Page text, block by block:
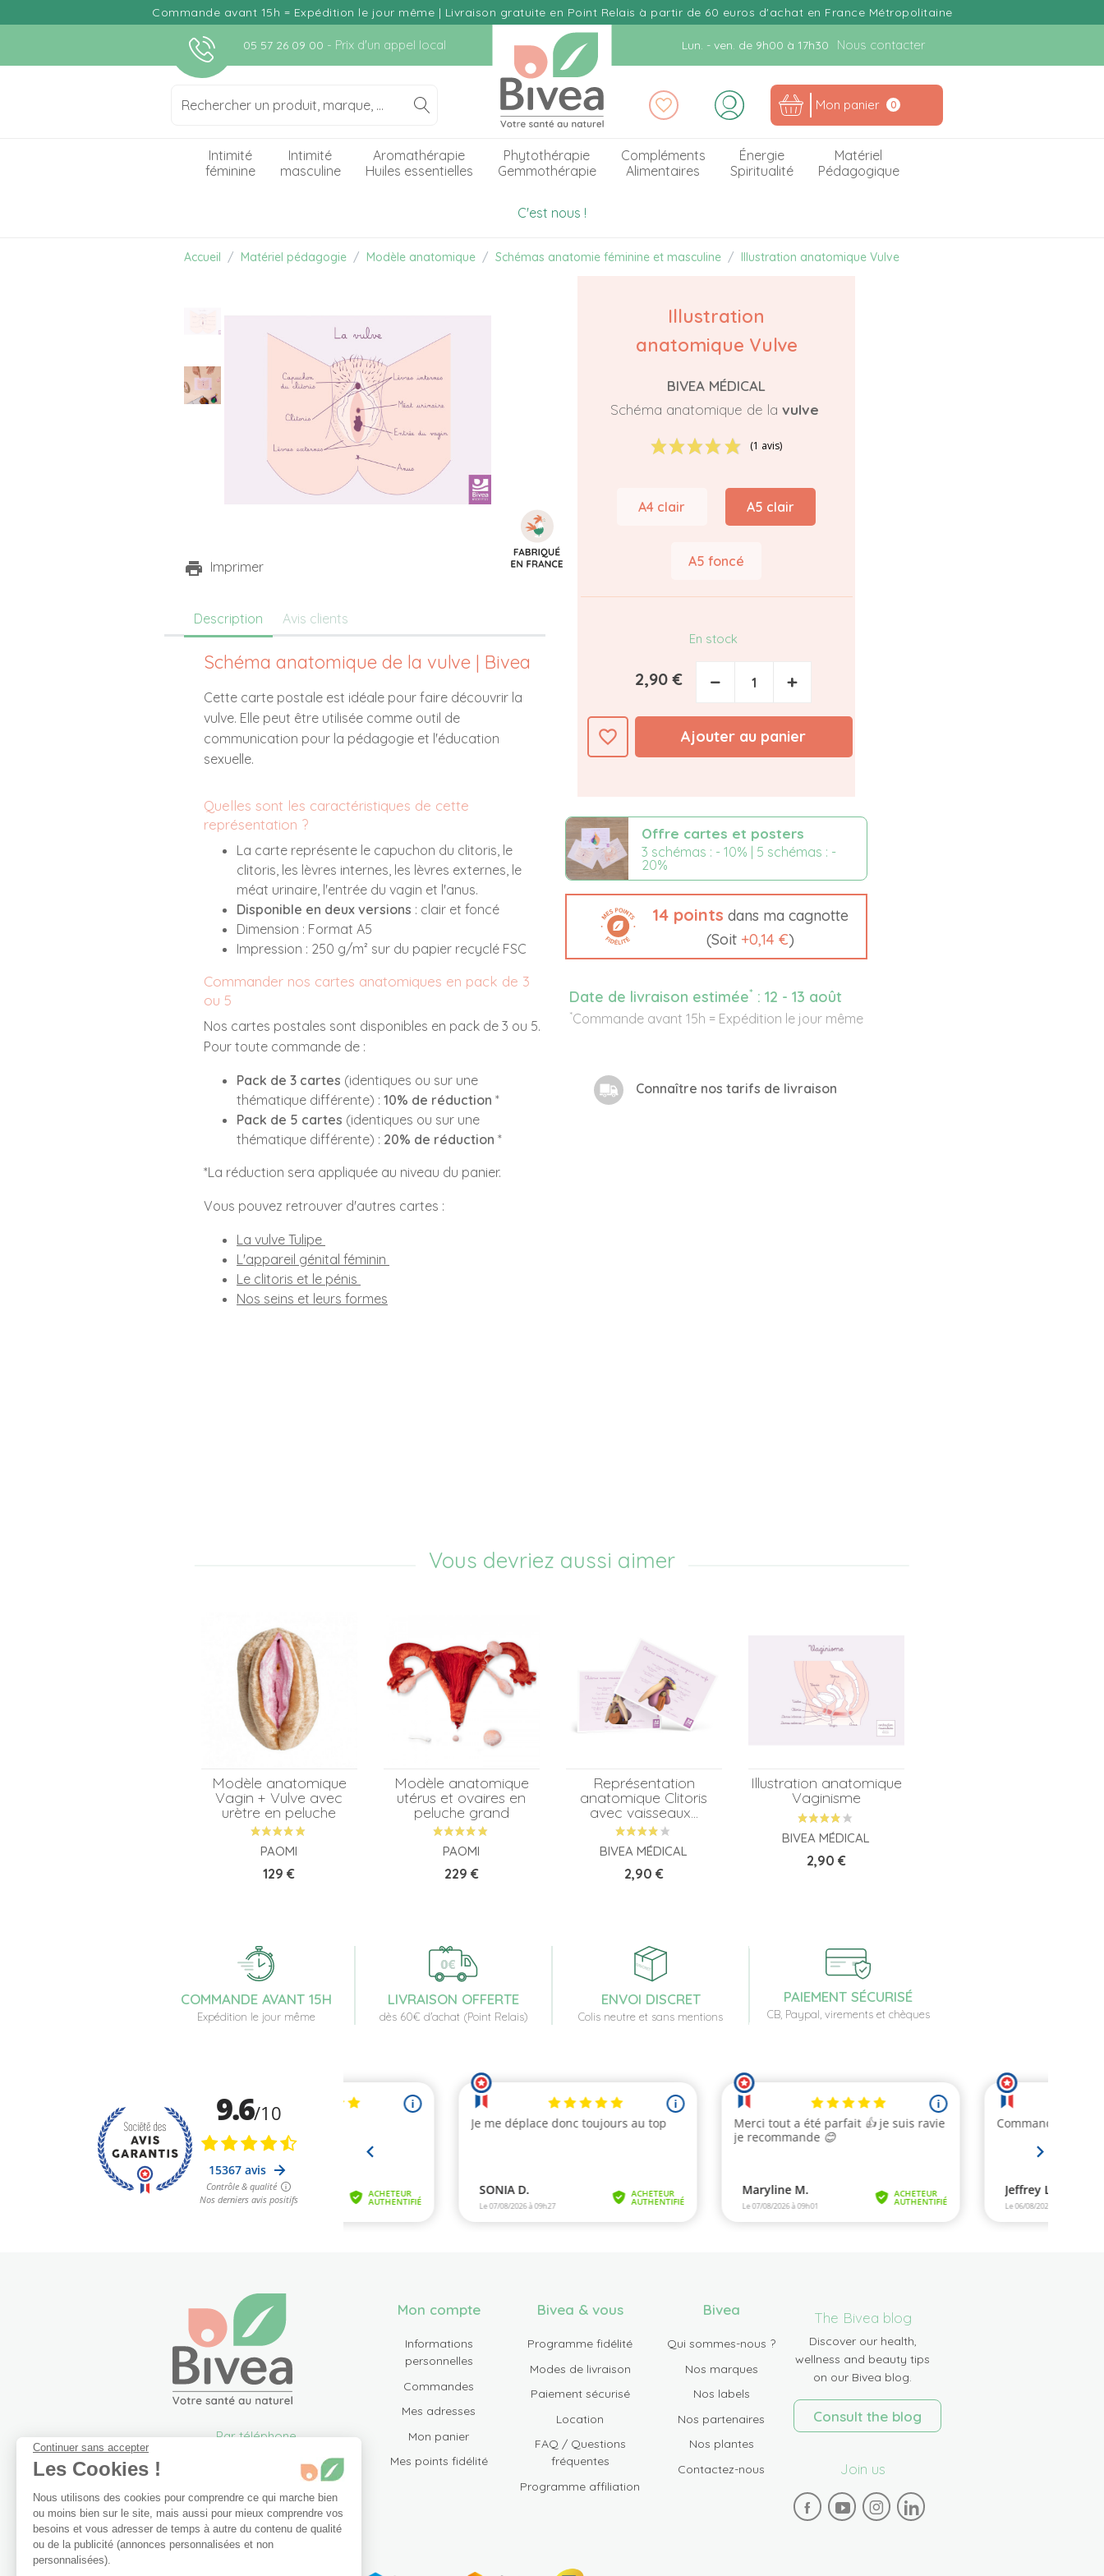
Commande avant 15h = Expédition le jour même | Livraison gratuite en Point Relais à partir de 60 euros d'achat en France Métropolitaine
05 57 26 09 00 - Prix d'un appel local Lun. - ven. de 9h00 à 17h30 Nous contacter
Mon panier 0
Intimité
féminine
Intimité
masculine
Aromathérapie
Huiles essentielles
Phytothérapie
Gemmothérapie
Compléments
Alimentaires
Énergie
Spiritualité
Matériel
Pédagogique
C'est nous !
Accueil Matériel pédagogie Modèle anatomique Schémas anatomie féminine et masculine Illustration anatomique Vulve
Imprimer
Illustration
anatomique Vulve
BIVEA MÉDICAL
Schéma anatomique de la vulve
(1 avis)
A4 clair A5 clair
A5 foncé
En stock
2,90 € − +
favorite_border Ajouter au panier
Offre cartes et posters
3 schémas : - 10% | 5 schémas : -
20%
14 points dans ma cagnotte
(Soit +0,14 €)
Date de livraison estimée* : 12 - 13 août
*Commande avant 15h = Expédition le jour même
Connaître nos tarifs de livraison
Description Avis clients
Schéma anatomique de la vulve | Bivea
Cette carte postale est idéale pour faire découvrir la
vulve. Elle peut être utilisée comme outil de
communication pour la pédagogie et l'éducation
sexuelle.
Quelles sont les caractéristiques de cette
représentation ?
La carte représente le capuchon du clitoris, le
clitoris, les lèvres internes, les lèvres externes, le
méat urinaire, l'entrée du vagin et l'anus.
Disponible en deux versions : clair et foncé
Dimension : Format A5
Impression : 250 g/m² sur du papier recyclé FSC
Commander nos cartes anatomiques en pack de 3
ou 5
Nos cartes postales sont disponibles en pack de 3 ou 5.
Pour toute commande de :
Pack de 3 cartes (identiques ou sur une
thématique différente) : 10% de réduction *
Pack de 5 cartes (identiques ou sur une
thématique différente) : 20% de réduction *
*La réduction sera appliquée au niveau du panier.
Vous pouvez retrouver d'autres cartes :
La vulve Tulipe
L'appareil génital féminin
Le clitoris et le pénis
Nos seins et leurs formes
Vous devriez aussi aimer
Modèle anatomique
Vagin + Vulve avec
urètre en peluche
PAOMI
Prix
129 €
Modèle anatomique
utérus et ovaires en
peluche grand
PAOMI
Prix
229 €
Représentation
anatomique Clitoris
avec vaisseaux...
BIVEA MÉDICAL
Prix
2,90 €
Illustration anatomique
Vaginisme
BIVEA MÉDICAL
Prix
2,90 €
COMMANDE AVANT 15H
Expédition le jour même
LIVRAISON OFFERTE
dès 60€ d'achat (Point Relais)
ENVOI DISCRET
Colis neutre et sans mentions
PAIEMENT SÉCURISÉ
CB, Paypal, virements et chèques
Par téléphone
info@bivea.com
6 rue du Solarium
33170 Gradignan
France Métropolitaine
Mon compte
Informations
personnelles
Commandes
Mes adresses
Mon panier
Mes points fidélité
Bivea & vous
Programme fidélité
Modes de livraison
Paiement sécurisé
Location
FAQ / Questions
fréquentes
Programme affiliation
Bivea
Qui sommes-nous ?
Nos marques
Nos labels
Nos partenaires
Nos plantes
Contactez-nous
The Bivea blog
Discover our health,
wellness and beauty tips
on our Bivea blog.
Consult the blog
Join us
Continuer sans accepter
Les Cookies !
Nous utilisons des cookies pour comprendre ce qui marche bien
ou moins bien sur le site, mais aussi pour mieux comprendre vos
besoins et vous adresser de temps à autre du contenu de qualité
ou de la publicité (annonces personnalisées et non
personnalisées).